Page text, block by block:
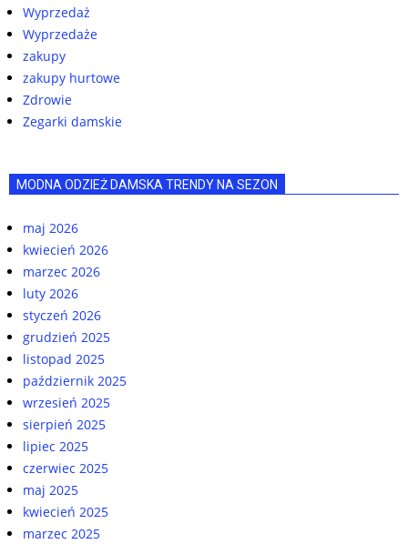
Wyprzedaż
Wyprzedaże
zakupy
zakupy hurtowe
Zdrowie
Zegarki damskie
MODNA ODZIEŻ DAMSKA TRENDY NA SEZON
maj 2026
kwiecień 2026
marzec 2026
luty 2026
styczeń 2026
grudzień 2025
listopad 2025
październik 2025
wrzesień 2025
sierpień 2025
lipiec 2025
czerwiec 2025
maj 2025
kwiecień 2025
marzec 2025